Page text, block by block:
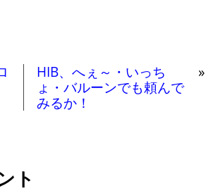
HIB、へぇ～・いっち
ょ・バルーンでも頼んで
みるか！
»
ト